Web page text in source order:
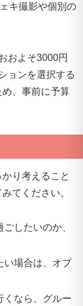
キ撮影や個別の
およそ3000円
ョンを選択する
、事前に予算
り考えること
てください。
したいのか、
い場合は、オプ
くなら、グルー